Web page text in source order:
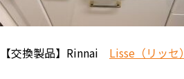
【交換製品】Rinnai Lisse（リッセ）